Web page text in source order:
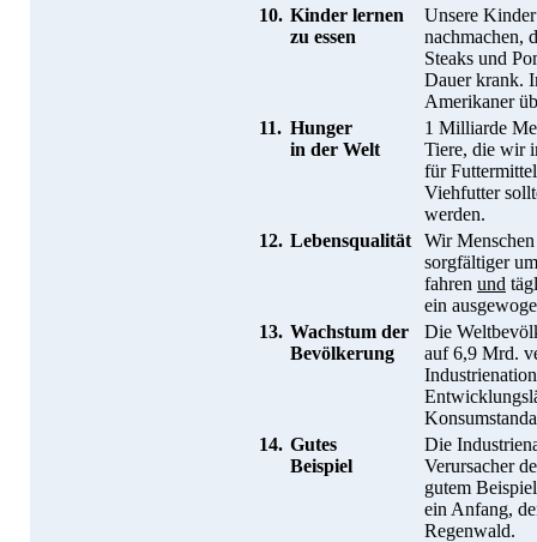
10. Kinder lernen
zu essen
Unsere
nachmachen,
Steaks und
Dauer krank.
Amerikaner
11. Hunger
in der Welt
1 Milliarde
Tiere, die wir
für
Viehfutter
werden.
12. Lebensqualität
Wir
sorgfältiger
fahren und
ein
13. Wachstum der
Bevölkerung
Die
auf 6,9 Mrd.
14. Gutes
Beispiel
Die
Verursacher
gutem
ein Anfang,
Regenwald.